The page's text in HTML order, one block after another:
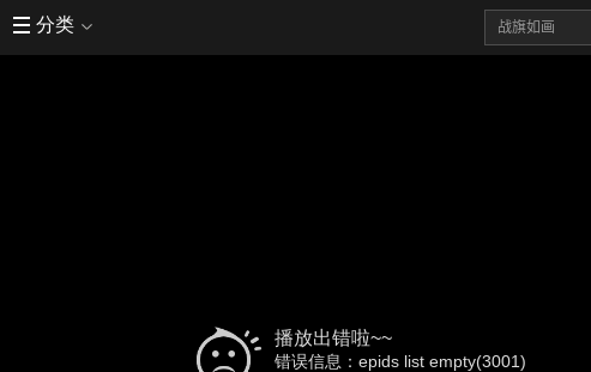
分类
播放出错啦~~
错误信息：epids list empty(3001)